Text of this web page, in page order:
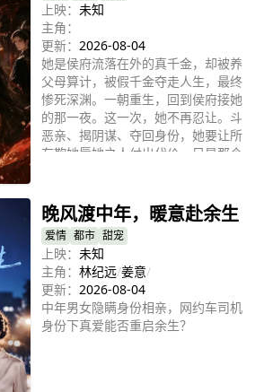
上映： 未知
主角：
更新： 2026-08-04
她是侯府流落在外的真千金，却被养
父母算计，被假千金夺走人生，最终
惨死深渊。一朝重生，回到侯府接她
的那一夜。这一次，她不再忍让。斗
恶亲、揭阴谋、夺回身份，她要让所
有欺她辱她之人付出代价。只是那个
出属于自己的锦绣人生。
晚风渡中年，暖意赴余生
爱情 都市 甜宠
上映： 未知
主角： 林纪远/姜意/
更新： 2026-08-04
中年男女隐瞒身份相亲，网约车司机
身份下真爱能否重启余生？